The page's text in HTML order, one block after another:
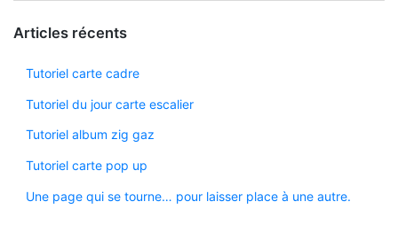
Articles récents
Tutoriel carte cadre
Tutoriel du jour carte escalier
Tutoriel album zig gaz
Tutoriel carte pop up
Une page qui se tourne… pour laisser place à une autre.